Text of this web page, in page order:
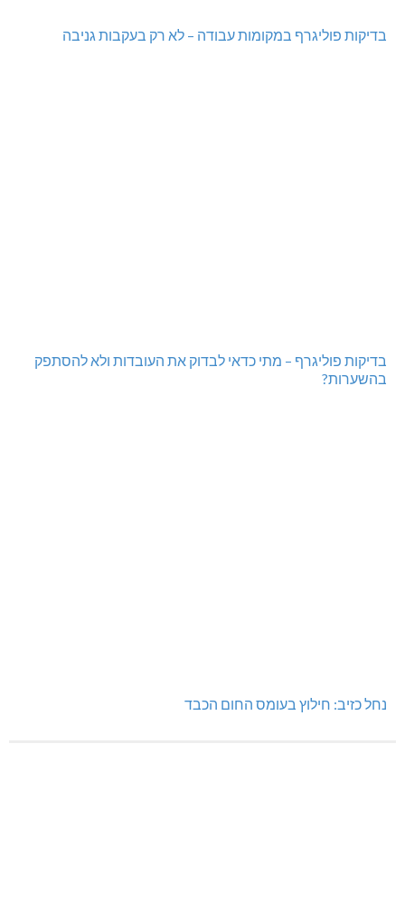
בדיקות פוליגרף במקומות עבודה – לא רק בעקבות גניבה
בדיקות פוליגרף – מתי כדאי לבדוק את העובדות ולא להסתפק
בהשערות?
נחל כזיב: חילוץ בעומס החום הכבד